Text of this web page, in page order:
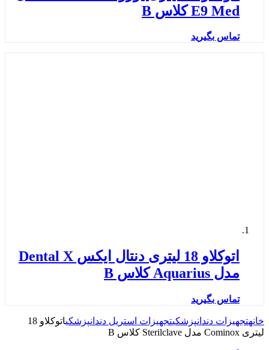
E9 Med کلاس B
تماس بگیرید
اتوکلاو 18 لیتری دنتال ایکس Dental X
مدل Aquarius کلاس B
تماس بگیرید
خانهتجهیزات دندانپزشکیتجهیزات استریل دندانپزشکی
اتوکلاو 18
لیتری Cominox مدل Sterilclave کلاس B